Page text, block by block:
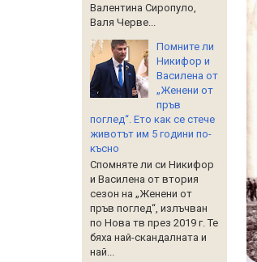
Валентина Сиропуло,
Валя Черве...
Помните ли
Никифор и
Василена от
„Женени от
пръв
поглед“. Ето как се стече
животът им 5 години по-
късно
Спомняте ли си Никифор
и Василена от втория
сезон на „Женени от
пръв поглед“, излъчван
по Нова тв през 2019 г. Те
бяха най-скандалната и
най...